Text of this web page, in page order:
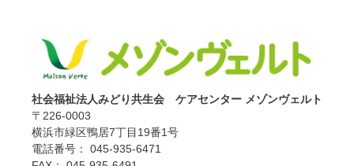
社会福祉法人みどり共生会 ケアセンター メゾンヴェルト
〒226-0003
横浜市緑区鴨居7丁目19番1号
電話番号： 045-935-6471